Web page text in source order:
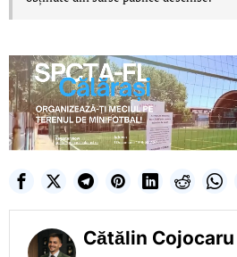
Cătălin Cojocaru